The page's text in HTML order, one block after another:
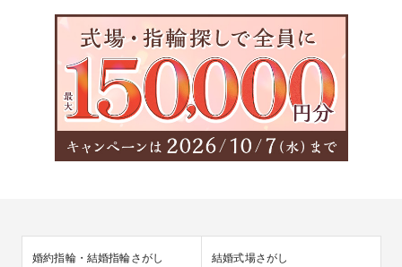
婚約指輪・結婚指輪さがし 結婚式場さがし